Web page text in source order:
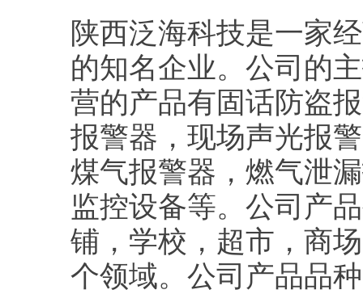
陕西泛海科技是一家
的知名企业。公司的
营的产品有固话防盗
报警器，现场声光报
煤气报警器，燃气泄
监控设备等。公司产
铺，学校，超市，商
个领域。公司产品品